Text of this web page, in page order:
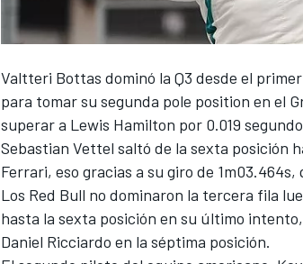
Valtteri Bottas dominó la Q3 desde el
para tomar su segunda pole position en el
superar a Lewis Hamilton por 0.019
Sebastian Vettel saltó de la sexta posición
Ferrari, eso gracias a su giro de
Los Red Bull no dominaron la tercera fila
hasta la sexta posición en su último
Daniel Ricciardo en la séptima posición.